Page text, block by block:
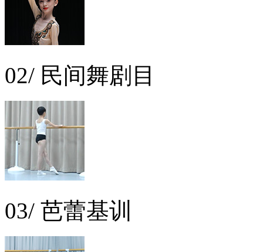
02/ 民间舞剧目
03/ 芭蕾基训